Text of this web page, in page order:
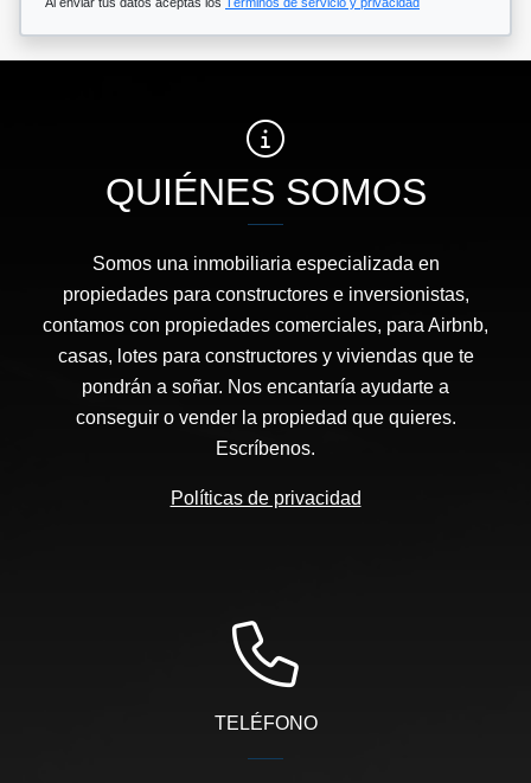
QUIÉNES SOMOS
Somos una inmobiliaria especializada en
propiedades para constructores e inversionistas,
contamos con propiedades comerciales, para Airbnb,
casas, lotes para constructores y viviendas que te
pondrán a soñar. Nos encantaría ayudarte a
conseguir o vender la propiedad que quieres.
Escríbenos.
Políticas de privacidad
TELÉFONO